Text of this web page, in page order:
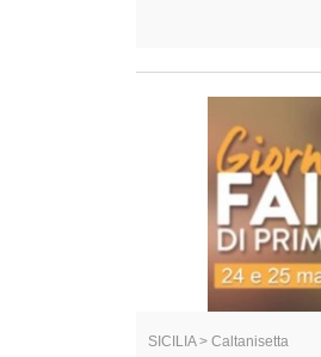
SICILIA > Caltanisetta